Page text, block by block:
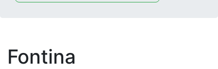
Fontina